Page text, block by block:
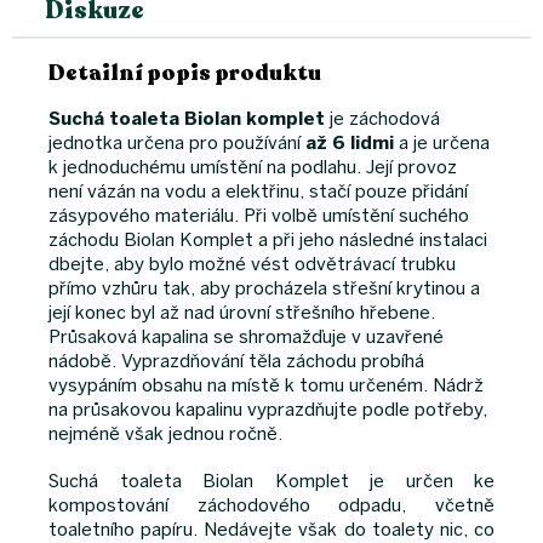
Diskuze
Detailní popis produktu
Suchá toaleta Biolan komplet je záchodová
jednotka určena pro používáníaž 6 lidmi a je určena
k jednoduchému umístění na podlahu. Její provoz
není vázán na vodu a elektřinu, stačí pouze přidání
zásypového materiálu. Při volbě umístění suchého
záchodu Biolan Komplet a při jeho následné instalaci
dbejte, aby bylo možné vést odvětrávací trubku
přímo vzhůru tak, aby procházela střešní krytinou a
její konec byl až nad úrovní střešního hřebene.
Průsaková kapalina se shromažďuje v uzavřené
nádobě. Vyprazdňování těla záchodu probíhá
vysypáním obsahu na místě k tomu určeném. Nádrž
na průsakovou kapalinu vyprazdňujte podle potřeby,
nejméně však jednou ročně.
Suchá toaleta Biolan Komplet je určen ke
kompostování záchodového odpadu, včetně
toaletního papíru. Nedávejte však do toalety nic, co